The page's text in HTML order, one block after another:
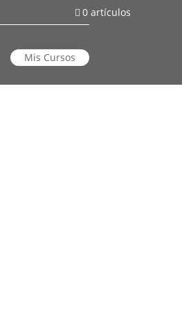
0 artículos
Mis Cursos